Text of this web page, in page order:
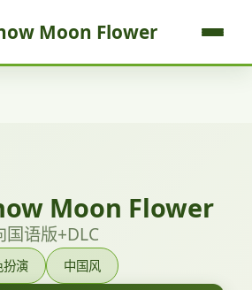
Moon Flower
Moon Flower
语版+DLC
扮演 中国风